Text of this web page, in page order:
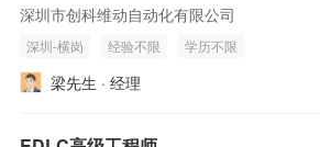
深圳市创科维动自动化有限公司
深圳-横岗 经验不限 学历不限
梁先生 · 经理